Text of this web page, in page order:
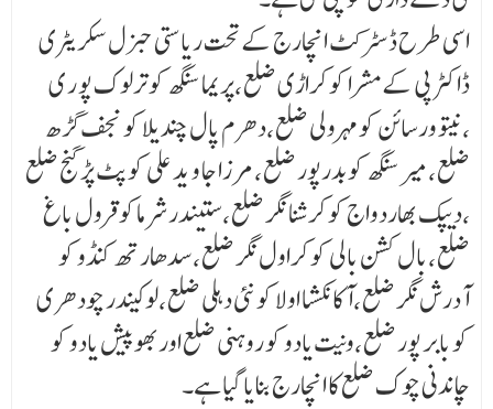
اسی طرح ڈسٹرکٹ انچارج کے تحت ریاستی جنرل سکریٹری
ڈاکٹر پی کے مشرا کو کراڑی ضلع ،پریما سنگھ کو ترلوک پو ر ی
،نیتو ورسائن کو مہرولی ضلع ،دھرم پال چندیلا کو نجف گڑھ
ضلع ،میر سنگھ کو بدرپور ضلع ، مرزا جا و ید علی کو پٹ پڑ گنج ضلع
،دیپک بھاردواج کو کرشنا نگر ضلع ،ستیندر شرماکو قرول باغ
ضلع ،بال کشن بالی کو کراول نگر ضلع ،سدھارتھ کنڈو کو
آدرش نگر ضلع ،آکانکشا اولا کو نئی دہلی ضلع ،لوکیندر چودھری
کو بابر پور ضلع ،ونیت یادو کو روہنی ضلع اوربھوپیش یادو کو
چاندنی چوک ضلع کا انچارج بنایا گیا ہے۔